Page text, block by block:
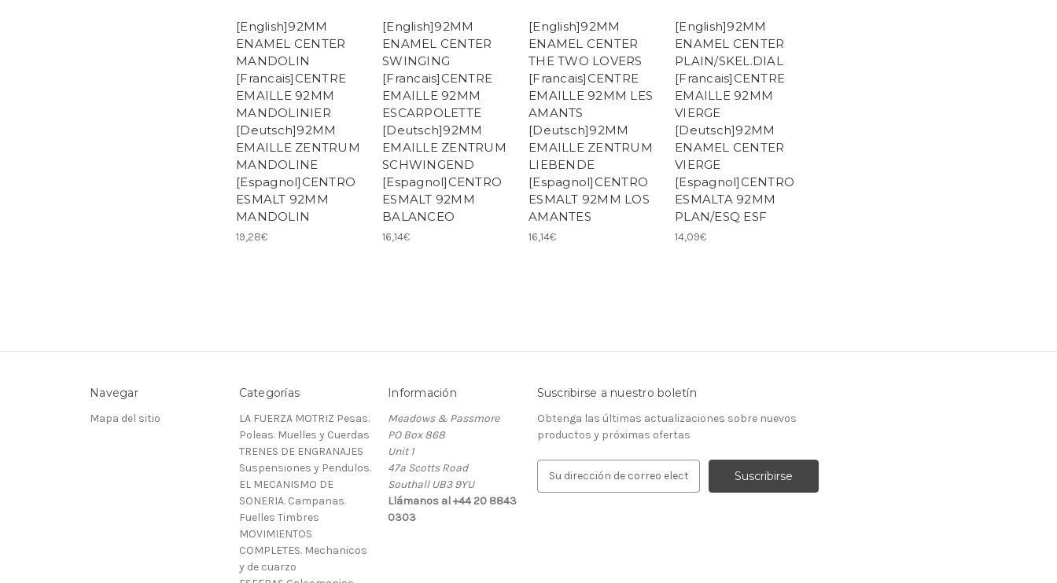
[English]92MM
ENAMEL CENTER
MANDOLIN
[Francais]CENTRE
EMAILLE 92MM
MANDOLINIER
[Deutsch]92MM
EMAILLE ZENTRUM
MANDOLINE
[Espagnol]CENTRO
ESMALT 92MM
MANDOLIN
19,28€
[English]92MM
ENAMEL CENTER
SWINGING
[Francais]CENTRE
EMAILLE 92MM
ESCARPOLETTE
[Deutsch]92MM
EMAILLE ZENTRUM
SCHWINGEND
[Espagnol]CENTRO
ESMALT 92MM
BALANCEO
16,14€
[English]92MM
ENAMEL CENTER
THE TWO LOVERS
[Francais]CENTRE
EMAILLE 92MM LES
AMANTS
[Deutsch]92MM
EMAILLE ZENTRUM
LIEBENDE
[Espagnol]CENTRO
ESMALT 92MM LOS
AMANTES
16,14€
[English]92MM
ENAMEL CENTER
PLAIN/SKEL.DIAL
[Francais]CENTRE
EMAILLE 92MM
VIERGE
[Deutsch]92MM
ENAMEL CENTER
VIERGE
[Espagnol]CENTRO
ESMALTA 92MM
PLAN/ESQ ESF
14,09€
Navegar
Mapa del sitio
Categorías
LA FUERZA MOTRIZ Pesas.
Poleas. Muelles y Cuerdas
TRENES DE ENGRANAJES
Suspensiones y Pendulos.
EL MECANISMO DE
SONERIA. Campanas.
Fuelles Timbres
MOVIMIENTOS
COMPLETES. Mechanicos
y de cuarzo
Información
Meadows & Passmore
PO Box 868
Unit 1
47a Scotts Road
Southall UB3 9YU
Llámanos al +44 20 8843
0303
Suscribirse a nuestro boletín
Obtenga las últimas actualizaciones sobre nuevos
productos y próximas ofertas